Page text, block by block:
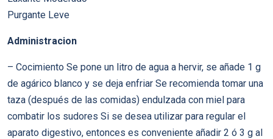
Purgante Leve
Administracion
– Cocimiento Se pone un litro de agua a hervir, se añade 1 g
de agárico blanco y se deja enfriar Se recomienda tomar una
taza (después de las comidas) endulzada con miel para
combatir los sudores Si se desea utilizar para regular el
aparato digestivo, entonces es conveniente añadir 2 ó 3 g al